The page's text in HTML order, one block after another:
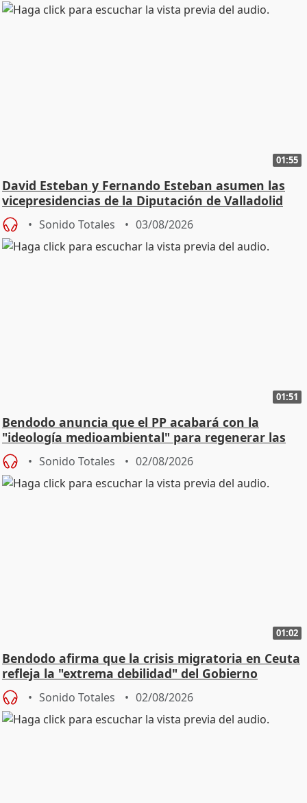
01:55
David Esteban y Fernando Esteban asumen las
vicepresidencias de la Diputación de Valladolid
Sonido Totales 03/08/2026
01:51
Bendodo anuncia que el PP acabará con la
"ideología medioambiental" para regenerar las
playas
Sonido Totales 02/08/2026
01:02
Bendodo afirma que la crisis migratoria en Ceuta
refleja la "extrema debilidad" del Gobierno
Sonido Totales 02/08/2026